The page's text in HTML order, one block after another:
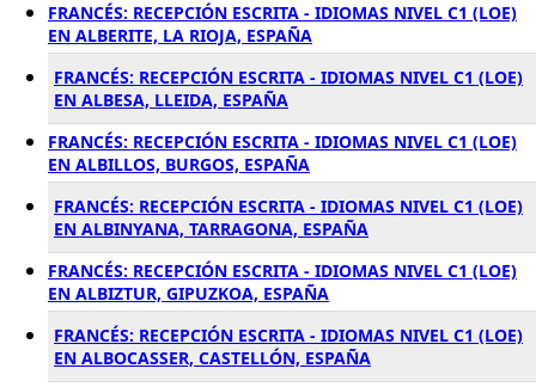
FRANCÉS: RECEPCIÓN ESCRITA - IDIOMAS NIVEL C1 (LOE)
EN ALBERITE, LA RIOJA, ESPAÑA
FRANCÉS: RECEPCIÓN ESCRITA - IDIOMAS NIVEL C1 (LOE)
EN ALBESA, LLEIDA, ESPAÑA
FRANCÉS: RECEPCIÓN ESCRITA - IDIOMAS NIVEL C1 (LOE)
EN ALBILLOS, BURGOS, ESPAÑA
FRANCÉS: RECEPCIÓN ESCRITA - IDIOMAS NIVEL C1 (LOE)
EN ALBINYANA, TARRAGONA, ESPAÑA
FRANCÉS: RECEPCIÓN ESCRITA - IDIOMAS NIVEL C1 (LOE)
EN ALBIZTUR, GIPUZKOA, ESPAÑA
FRANCÉS: RECEPCIÓN ESCRITA - IDIOMAS NIVEL C1 (LOE)
EN ALBOCASSER, CASTELLÓN, ESPAÑA